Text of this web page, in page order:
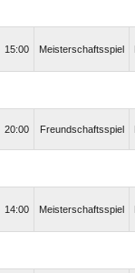
15:00 Meisterschaftsspiel
20:00 Freundschaftsspiel
14:00 Meisterschaftsspiel